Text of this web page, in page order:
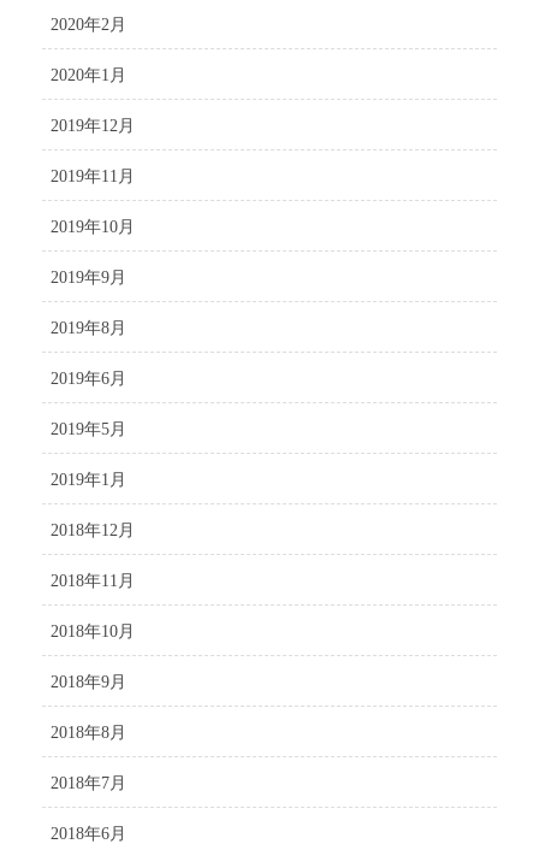
2020年2月
2020年1月
2019年12月
2019年11月
2019年10月
2019年9月
2019年8月
2019年6月
2019年5月
2019年1月
2018年12月
2018年11月
2018年10月
2018年9月
2018年8月
2018年7月
2018年6月